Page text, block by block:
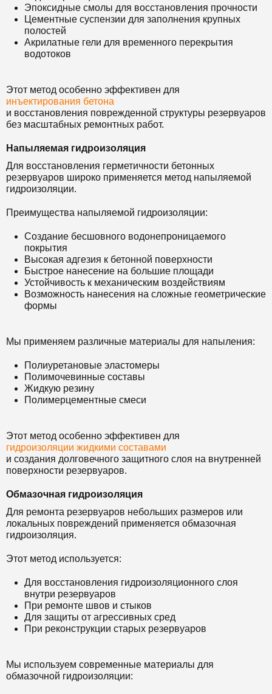
Эпоксидные смолы для восстановления прочности
Цементные суспензии для заполнения крупных
полостей
Акрилатные гели для временного перекрытия
водотоков
Этот метод особенно эффективен для
инъектирования бетона
и восстановления поврежденной структуры резервуаров
без масштабных ремонтных работ.
Напыляемая гидроизоляция
Для восстановления герметичности бетонных
резервуаров широко применяется метод напыляемой
гидроизоляции.
Преимущества напыляемой гидроизоляции:
Создание бесшовного водонепроницаемого
покрытия
Высокая адгезия к бетонной поверхности
Быстрое нанесение на большие площади
Устойчивость к механическим воздействиям
Возможность нанесения на сложные геометрические
формы
Мы применяем различные материалы для напыления:
Полиуретановые эластомеры
Полимочевинные составы
Жидкую резину
Полимерцементные смеси
Этот метод особенно эффективен для
гидроизоляции жидкими составами
и создания долговечного защитного слоя на внутренней
поверхности резервуаров.
Обмазочная гидроизоляция
Для ремонта резервуаров небольших размеров или
локальных повреждений применяется обмазочная
гидроизоляция.
Этот метод используется:
Для восстановления гидроизоляционного слоя
внутри резервуаров
При ремонте швов и стыков
Для защиты от агрессивных сред
При реконструкции старых резервуаров
Мы используем современные материалы для
обмазочной гидроизоляции: